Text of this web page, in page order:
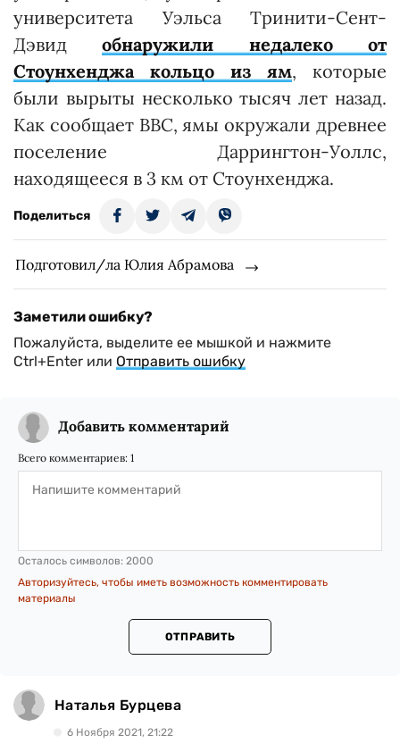
университета Уэльса Тринити-Сент-
Дэвидобнаружили недалеко от
Стоунхенджа кольцо из ям, которые
были вырыты несколько тысяч лет назад.
Как сообщает ВВС, ямы окружали древнее
поселение Даррингтон-Уоллс,
находящееся в 3 км от Стоунхенджа.
Поделиться
Подготовил/ла Юлия Абрамова
Заметили ошибку?
Пожалуйста, выделите ее мышкой и нажмите
Ctrl+Enter или Отправить ошибку
Добавить комментарий
Всего комментариев: 1
Осталось символов: 2000
Авторизуйтесь, чтобы иметь возможность комментировать
материалы
ОТПРАВИТЬ
Наталья Бурцева
6 Ноября 2021, 21:22